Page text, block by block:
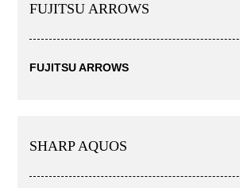
FUJITSU ARROWS
FUJITSU ARROWS
SHARP AQUOS